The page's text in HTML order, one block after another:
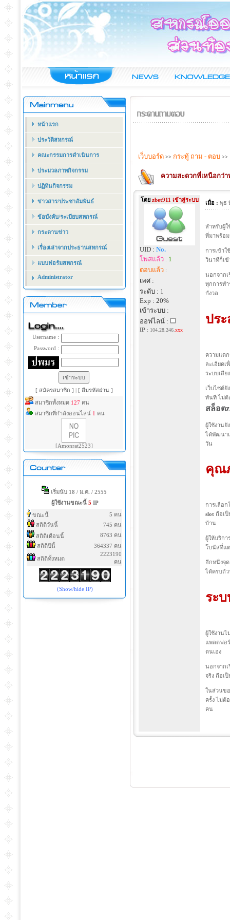
หน้าแรก
ประวัติสหกรณ์
คณะกรรมการดำเนินการ
ประมวลภาพกิจกรรม
ปฏิทินกิจกรรม
ข่าวสาร/ประชาสัมพันธ์
ข้อบังคับ/ระเบียบสหกรณ์
กระดานข่าว
เรื่องเล่าจากประธานสหกรณ์
แบบฟอร์มสหกรณ์
Administrator
Username :
Password :
[ สมัครสมาชิก ] | [ ลืมรหัสผ่าน ]
สมาชิกทั้งหมด 127 คน
สมาชิกที่กำลังออนไลน์ 1 คน
[Amonrat2523]
เริ่มนับ 18 / ม.ค. / 2555
ผู้ใช้งานขณะนี้ 5 IP
ขณะนี้
5 คน
สถิติวันนี้
745 คน
สถิติเดือนนี้
8763 คน
สถิติปีนี้
364337 คน
สถิติทั้งหมด
2223190
คน
(Show/hide IP)
เว็บบอร์ด >> กระทู้ ถาม - ตอบ >>
ความสะดวกที่เหนือกว่
โดยzbet911 เข้าสู่ระบบ
UID : No.
โพสแล้ว: 1
ตอบแล้ว:
เพศ :
ระดับ : 1
Exp : 20%
เข้าระบบ :
ออฟไลน์ :
IP: 104.28.246. xxx
เมื่อ : พุธ
สำหรับผู้ใ
ที่มาพร้อม
การเข้า
วินาทีก็เ
นอกจากเ
ทุกการท
กังวล
ปร
ความแต
ละเอียด
ระบบเสีย
เว็บไซต์
ทันที ไม่ต้
สล็อต
ผู้ใช้งานยั
ได้พัฒนา
วัน
คุณ
การเลือ
slot ถือเ
บ้าน
ผู้ให้บริก
โบนัสที่แ
อีกหนึ่งจุ
ได้ครบถ้
ระ
ผู้ใช้งานไ
แพลตฟอ
ตนเอง
นอกจากเ
จริง ถือเ
ในส่วนขอ
ครั้ง ไม่ต้
คน